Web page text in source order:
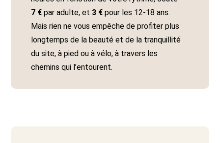
7 €par adulte, et 3 €pour les 12-18 ans.
Mais rien ne vous empêche de profiter plus
longtemps de la beauté et de la tranquillité
du site, à pied ou à vélo, à travers les
chemins qui l’entourent.